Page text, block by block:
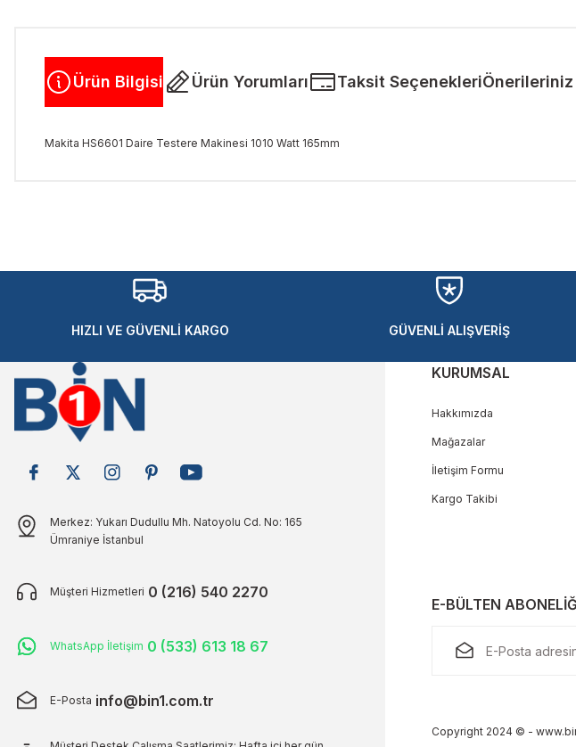
Ürün Bilgisi Ürün Yorumları Taksit SeçenekleriÖnerileriniz
Makita HS6601 Daire Testere Makinesi 1010 Watt 165mm
Ürün açıklamasında eksik bilgiler bulunuyor.
Ürün bilgilerinde hatalar bulunuyor.
Ürün fiyatı diğer sitelerden daha pahalı.
HIZLI VE GÜVENLİ KARGO GÜVENLİ ALIŞVERİŞ
Merkez: Yukarı Dudullu Mh. Natoyolu Cd. No: 165
Ümraniye İstanbul
Müşteri Hizmetleri 0 (216) 540 2270
WhatsApp İletişim 0 (533) 613 18 67
E-Posta info@bin1.com.tr
KURUMSAL
Hakkımızda
Mağazalar
İletişim Formu
Kargo Takibi
E-BÜLTEN
Copyright 2024 © -